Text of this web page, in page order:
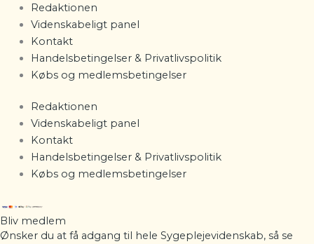
Redaktionen
Videnskabeligt panel
Kontakt
Handelsbetingelser & Privatlivspolitik
Købs og medlemsbetingelser
Redaktionen
Videnskabeligt panel
Kontakt
Handelsbetingelser & Privatlivspolitik
Købs og medlemsbetingelser
Bliv medlem
Ønsker du at få adgang til hele Sygeplejevidenskab, så se